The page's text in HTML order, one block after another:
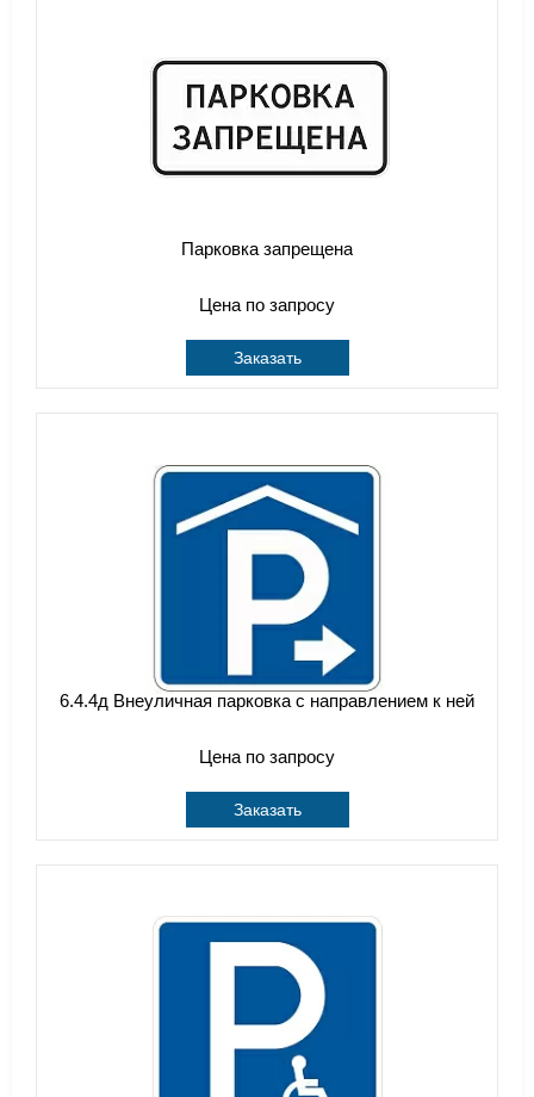
Парковка запрещена
Цена по запросу
Заказать
6.4.4д Внеуличная парковка с направлением к ней
Цена по запросу
Заказать